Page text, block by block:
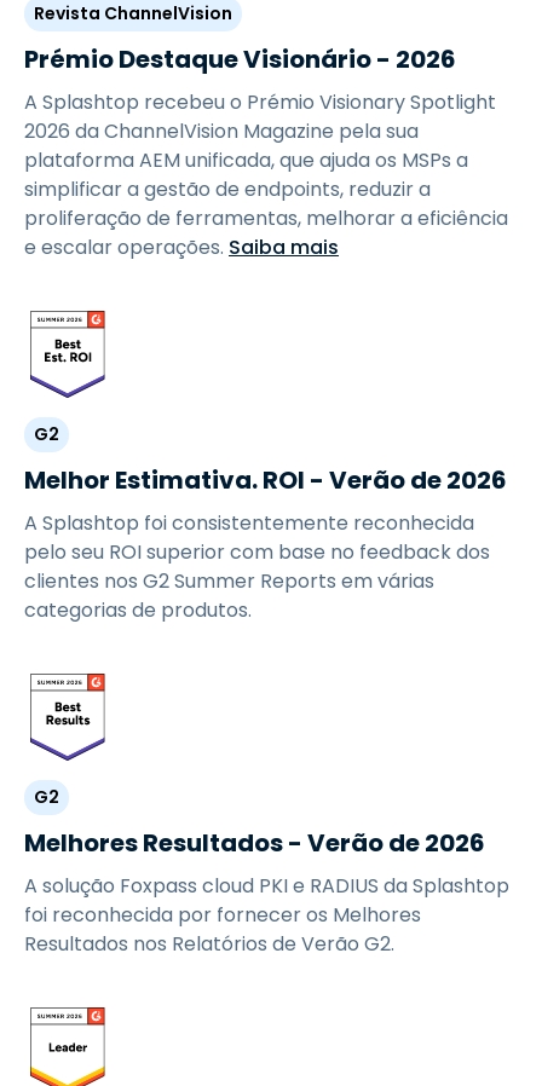
Revista ChannelVision
Prémio Destaque Visionário - 2026
A Splashtop recebeu o Prémio Visionary Spotlight
2026 da ChannelVision Magazine pela sua
plataforma AEM unificada, que ajuda os MSPs a
simplificar a gestão de endpoints, reduzir a
proliferação de ferramentas, melhorar a eficiência
e escalar operações. Saiba mais
G2
Melhor Estimativa. ROI - Verão de 2026
A Splashtop foi consistentemente reconhecida
pelo seu ROI superior com base no feedback dos
clientes nos G2 Summer Reports em várias
categorias de produtos.
G2
Melhores Resultados - Verão de 2026
A solução Foxpass cloud PKI e RADIUS da Splashtop
foi reconhecida por fornecer os Melhores
Resultados nos Relatórios de Verão G2.